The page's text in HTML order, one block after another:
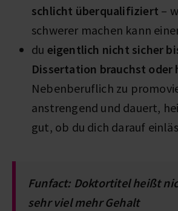
schlicht überqualifiziert –
schwerer machen kann
du eigentlich nicht sicher
Dissertation brauchst oder
Nebenberuflich zu
anstrengend und dauert,
gut, ob du dich darauf
Funfact: Doktortitel heißt
sehr viel mehr Gehalt